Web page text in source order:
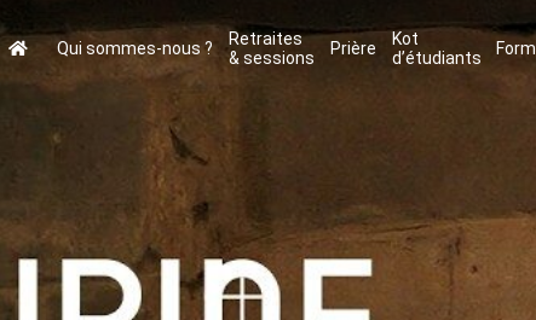
Qui sommes-nous ?
Retraites
& sessions
Prière
Kot
d’étudiants